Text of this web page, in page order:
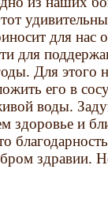
для нас
для
Для этого
его в
воды.
здоровье и
здравии.